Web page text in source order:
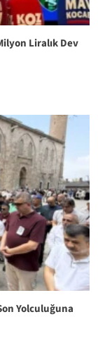
Liralık Dev
Yolculuğuna